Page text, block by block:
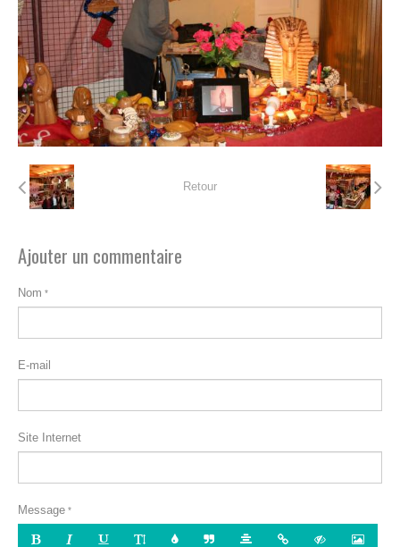
Retour
Ajouter un commentaire
Nom
E-mail
Site Internet
Message